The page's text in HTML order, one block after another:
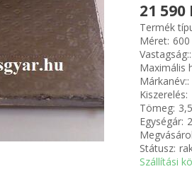
21 590
Termék
Méret:
Vastagság::
Maximális
Márkanév::
Kiszerelés:
Tömeg:
Egységár:
Státusz:
Szállítási